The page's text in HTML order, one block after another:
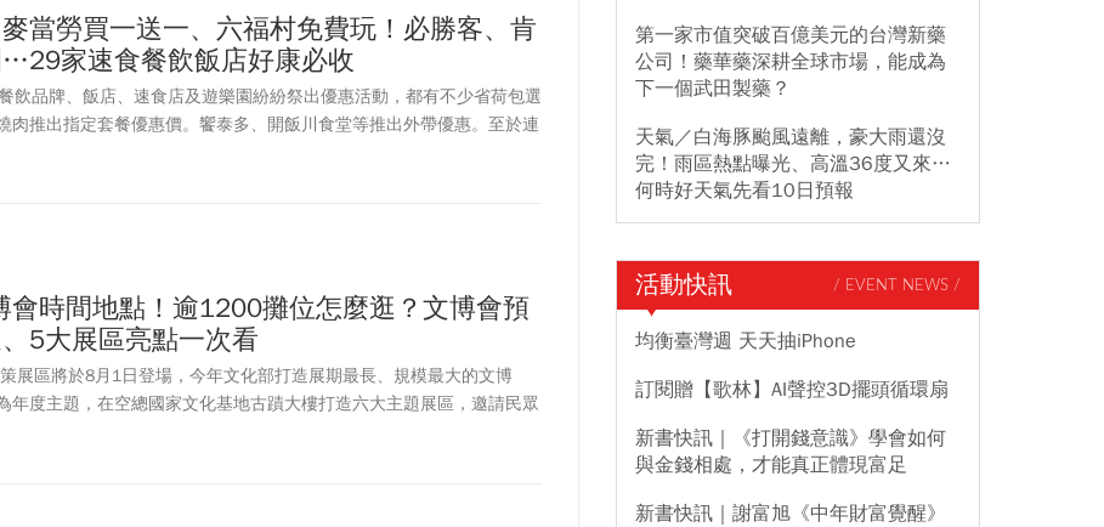
當勞買一送一、六福村免費玩！必勝客、肯
家速食餐飲飯店好康必收
飲品牌、飯店、速食店及遊樂園紛紛祭出優惠活動，都有不少省荷包選
肉推出指定套餐優惠價。饗泰多、開飯川食堂等推出外帶優惠。至於連
品集團、瓦城集團等餐飲品牌，也推出贈菜、套餐優惠及會員活動等多
買一送一。還有肯德基、必勝客、漢堡王等通通幫你省荷包，也討老爸
動：小人國、六福村、義大遊樂世界、宜蘭國際童玩藝術節，同步推出
8至8/9，只要爸爸本人出示相關證件可「免費入園」。《今周刊》整
，來看看連鎖餐飲集團、飯店餐廳、遊樂園推出哪些活動？
會時間地點！逾1200攤位怎麼逛？文博會預
5大展區亮點一次看
展區將於8月1日登場，今年文化部打造展期最長、規模最大的文博
年度主題，在空總國家文化基地古蹟大樓打造六大主題展區，邀請民眾
是吸引大批民眾前往的品牌商展區將於8月6日至8月12日在台北南港展
第一家市值突破百億美元的台灣新藥
公司！藥華藥深耕全球市場，能成為
下一個武田製藥？
天氣／白海豚颱風遠離，豪大雨還沒
完！雨區熱點曝光、高溫36度又來…
何時好天氣先看10日預報
活動快訊 / EVENT NEWS /
均衡臺灣週 天天抽iPhone
訂閱贈【歌林】AI聲控3D擺頭循環扇
新書快訊｜《打開錢意識》學會如何
與金錢相處，才能真正體現富足
新書快訊｜謝富旭《中年財富覺醒》